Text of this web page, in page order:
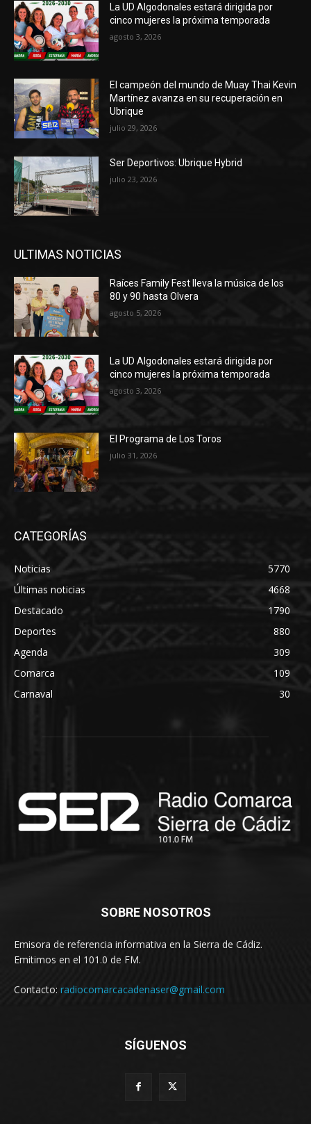
La UD Algodonales estará dirigida por
cinco mujeres la próxima temporada
agosto 3, 2026
El campeón del mundo de Muay Thai Kevin
Martínez avanza en su recuperación en
Ubrique
julio 29, 2026
Ser Deportivos: Ubrique Hybrid
julio 23, 2026
ULTIMAS NOTICIAS
Raíces Family Fest lleva la música de los
80 y 90 hasta Olvera
agosto 5, 2026
La UD Algodonales estará dirigida por
cinco mujeres la próxima temporada
agosto 3, 2026
El Programa de Los Toros
julio 31, 2026
CATEGORÍAS
Noticias
5770
Últimas noticias
4668
Destacado
1790
Deportes
880
Agenda
309
Comarca
109
Carnaval
30
SOBRE NOSOTROS
Emisora de referencia informativa en la Sierra de Cádiz.
Emitimos en el 101.0 de FM.
Contacto: radiocomarcacadenaser@gmail.com
SÍGUENOS